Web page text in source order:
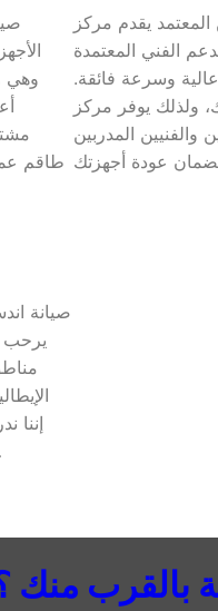
وهي
طاقم
يقدم مركز
الفني المعتمدة
وسرعة فائقة.
ولذلك يوفر مركز
المدربين
صيانة
يرحب
إننا
بالقرب منك